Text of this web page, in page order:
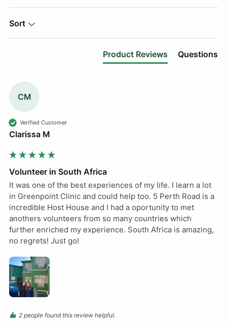
Sort
Product Reviews Questions
CM
Verified Customer
Clarissa M
Volunteer in South Africa
It was one of the best experiences of my life. I learn a lot
in Greenpoint Clinic and could help too. 5 Perth Road is a
incredible Host House and I had a oportunity to met
anothers volunteers from so many countries which
further enriched my experience. South Africa is amazing,
no regrets! Just go!
2 people found this review helpful.